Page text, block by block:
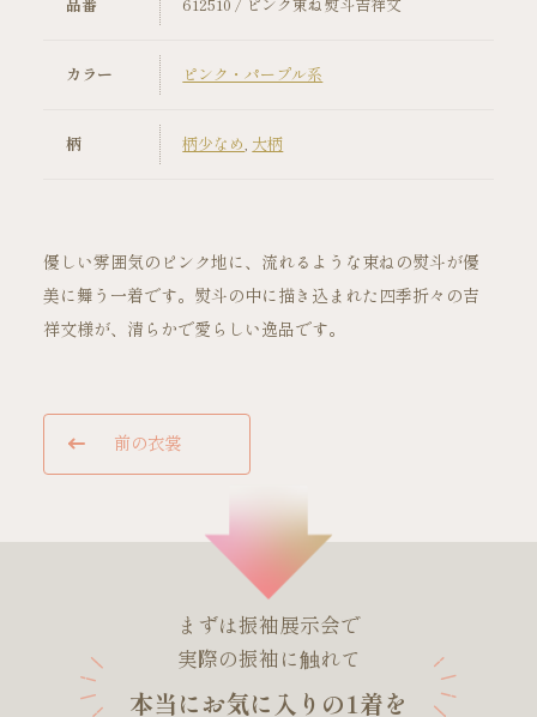
コーディネート小物
成人式当日の過ごし方
成人式中止時の対応
ご試着・見学予約
品番 612510 / ピンク束ね熨斗吉祥文
カラー ピンク・パープル系
柄 柄少なめ 大柄
優しい雰囲気のピンク地に、流れるような束ねの熨斗が優
美に舞う一着です。熨斗の中に描き込まれた四季折々の吉
祥文様が、清らかで愛らしい逸品です。
前の衣裳
まずは振袖展示会で
実際の振袖に触れて
本当にお気に入りの1着を